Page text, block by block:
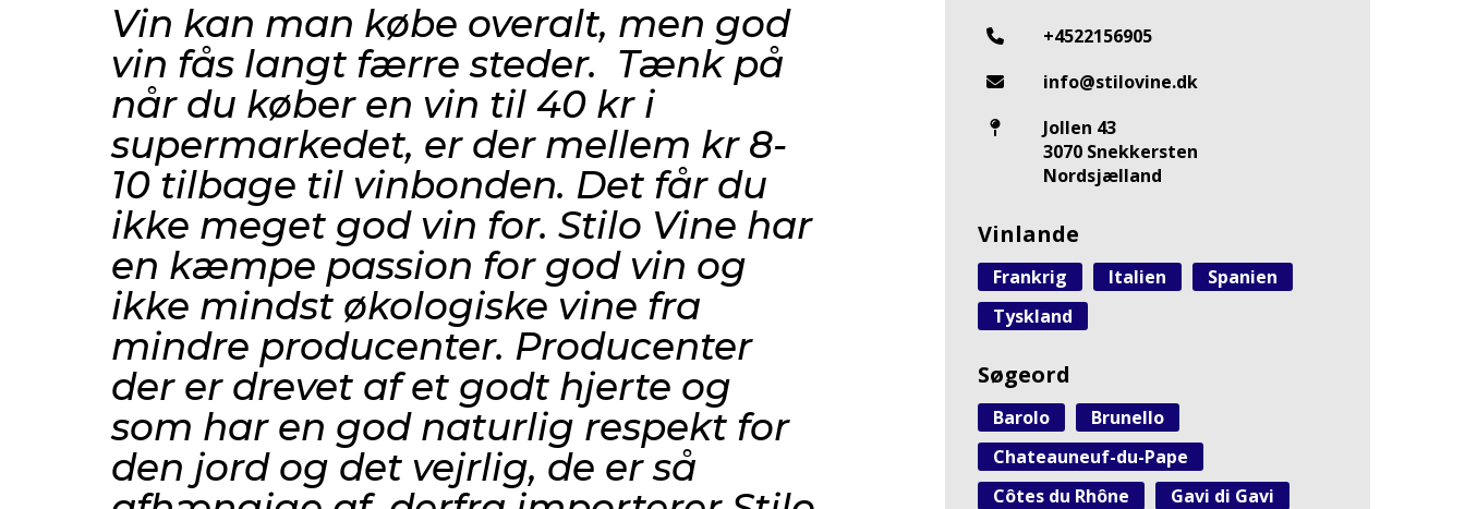
Vin kan man købe overalt, men god
vin fås langt færre steder. Tænk på
når du køber en vin til 40 kr i
supermarkedet, er der mellem kr 8-
10 tilbage til vinbonden. Det får du
ikke meget god vin for. Stilo Vine har
en kæmpe passion for god vin og
ikke mindst økologiske vine fra
mindre producenter. Producenter
der er drevet af et godt hjerte og
som har en god naturlig respekt for
den jord og det vejrlig, de er så
+4522156905
info@stilovine.dk
Jollen 43
3070 Snekkersten
Nordsjælland
Vinlande
Frankrig Italien
Spanien
Tyskland
Søgeord
Barolo
Brunello
Chateauneuf-du-Pape
Côtes du Rhône
Gavi di Gavi